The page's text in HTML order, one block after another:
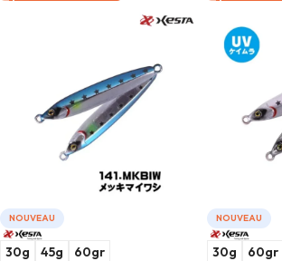
NOUVEAU
30g 45g 60gr
NOUVEAU
30g 60gr